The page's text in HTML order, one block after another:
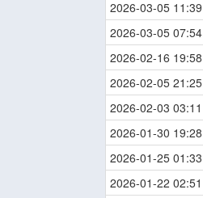
2026-03-05 11:39
2026-03-05 07:54
2026-02-16 19:58
2026-02-05 21:25
2026-02-03 03:11
2026-01-30 19:28
2026-01-25 01:33
2026-01-22 02:51